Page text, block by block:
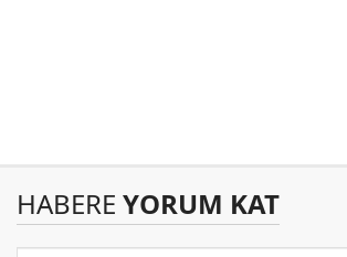
HABERE YORUM KAT